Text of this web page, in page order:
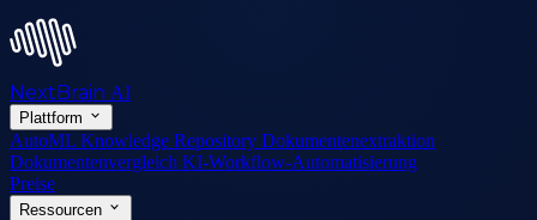
NextBrain AI
Plattform
AutoML Knowledge Repository Dokumentenextraktion
Dokumentenvergleich KI-Workflow-Automatisierung
Preise
Ressourcen